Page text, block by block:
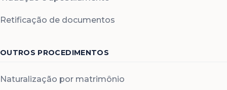
Retificação de documentos
OUTROS PROCEDIMENTOS
Naturalização por matrimônio